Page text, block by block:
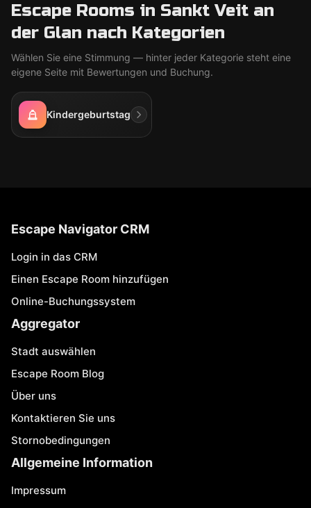
Escape Rooms in Sankt Veit an
der Glan nach Kategorien
Wählen Sie eine Stimmung — hinter jeder Kategorie steht eine
eigene Seite mit Bewertungen und Buchung.
Kindergeburtstag
Escape Navigator CRM
Login in das CRM
Einen Escape Room hinzufügen
Online-Buchungssystem
Aggregator
Stadt auswählen
Escape Room Blog
Über uns
Kontaktieren Sie uns
Stornobedingungen
Allgemeine Information
Impressum